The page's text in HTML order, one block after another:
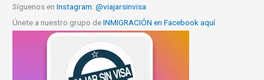
Síguenos enInstagram: @viajarsinvisa
Únete a nuestro grupo deINMIGRACIÓN en Facebook aquí